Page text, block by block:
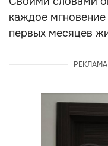
каждое мгновение
первых месяцев